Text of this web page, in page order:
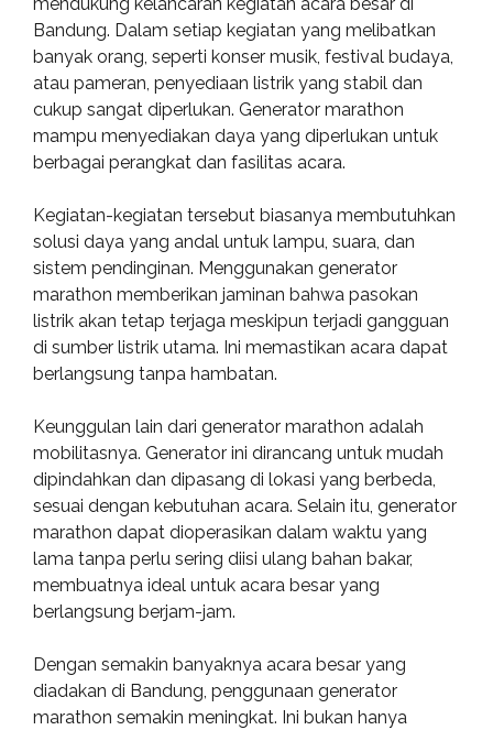
Bandung. Dalam setiap kegiatan yang melibatkan
banyak orang, seperti konser musik, festival budaya,
atau pameran, penyediaan listrik yang stabil dan
cukup sangat diperlukan. Generator marathon
mampu menyediakan daya yang diperlukan untuk
berbagai perangkat dan fasilitas acara.
Kegiatan-kegiatan tersebut biasanya membutuhkan
solusi daya yang andal untuk lampu, suara, dan
sistem pendinginan. Menggunakan generator
marathon memberikan jaminan bahwa pasokan
listrik akan tetap terjaga meskipun terjadi gangguan
di sumber listrik utama. Ini memastikan acara dapat
berlangsung tanpa hambatan.
Keunggulan lain dari generator marathon adalah
mobilitasnya. Generator ini dirancang untuk mudah
dipindahkan dan dipasang di lokasi yang berbeda,
sesuai dengan kebutuhan acara. Selain itu, generator
marathon dapat dioperasikan dalam waktu yang
lama tanpa perlu sering diisi ulang bahan bakar,
membuatnya ideal untuk acara besar yang
berlangsung berjam-jam.
Dengan semakin banyaknya acara besar yang
diadakan di Bandung, penggunaan generator
marathon semakin meningkat. Ini bukan hanya